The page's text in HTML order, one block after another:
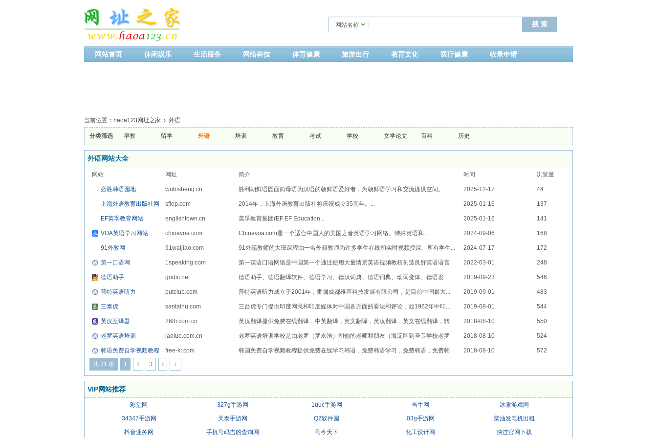
网站名称
网站首页 休闲娱乐 生活服务 网络科技 体育健康 旅游出行 教育文化 医疗健康 收录申请
当前位置： haoa123网址之家 › 外语
分类筛选 早教 留学 外语 培训 教育 考试 学校 文学论文 百科 历史
外语网站大全
网站 网址 简介 时间 浏览量
必胜韩语园地 wubisheng.cn 胜利朝鲜语园面向母语为汉语的朝鲜语爱好者，为朝鲜语学习和交流提供空间。 2025-12-17 44
上海外语教育出版社网
sflep.com 2014年，上海外语教育出版社将庆祝成立35周年。... 2025-01-16 137
EF英孚教育网站 englishtown.cn 英孚教育集团(EF EF Education... 2025-01-16 141
VOA英语学习网站 chinavoa.com Chinavoa.com是一个适合中国人的美国之音英语学习网络。特殊英语和... 2024-09-06 168
91外教网 91waijiao.com 91外籍教师的大班课程由一名外籍教师为许多学生在线和实时视频授课。所有学生... 2024-07-17 172
第一口语网 1speaking.com
第一英语口语网络是中国第一个通过使用大量情景英语视频教程创造良好英语语言
2022-03-01 248
德语助手 godic.net
德语助手、德语翻译软件、德语学习、德汉词典、德语词典、动词变体、德语发
2019-09-23 546
普特英语听力 putclub.com 普特英语听力成立于2001年，隶属成都维基科技发展有限公司，是目前中国最大... 2019-09-01 483
三泰虎 santaihu.com 三台虎专门提供印度网民和印度媒体对中国各方面的看法和评论，如1962年中印... 2019-08-01 544
英汉互译器 268r.com.cn
英汉翻译提供免费在线翻译，中英翻译，英文翻译，英汉翻译，英文在线翻译，转
2018-08-10 550
老罗英语培训 laoluo.com.cn
老罗英语培训学校是由老罗（罗永浩）和他的老师和朋友（海淀区到圣卫学校老罗
2018-08-10 524
韩语免费自学视频教程 free-kr.com
韩国免费自学视频教程提供免费在线学习韩语，免费韩语学习，免费韩语，免费韩
2018-08-10
572
共 31 条
1 2 3 › ›
VIP网站推荐
彩堂网 327g手游网 1uuc手游网 当牛网
冰雪游戏网
34347手游网
天泰手游网 QZ软件园 03g手游网
柴油发电机出租
抖音业务网
手机号码吉凶查询网 号令天下 化工设计网 快连官网下载